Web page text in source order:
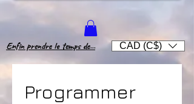
CAD (C$)
Enfin prendre le temps de...
Programmer